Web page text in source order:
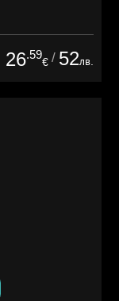
26.59
€ / 52лв.